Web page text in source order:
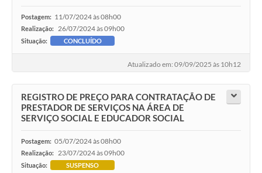
Postagem: 11/07/2024 às 08h00
Realização: 26/07/2024 às 09h00
Situação: CONCLUÍDO
Atualizado em: 09/09/2025 às 10h12
REGISTRO DE PREÇO PARA CONTRATAÇÃO DE
PRESTADOR DE SERVIÇOS NA ÁREA DE
SERVIÇO SOCIAL E EDUCADOR SOCIAL
Postagem: 05/07/2024 às 08h00
Realização: 23/07/2024 às 09h00
Situação: SUSPENSO